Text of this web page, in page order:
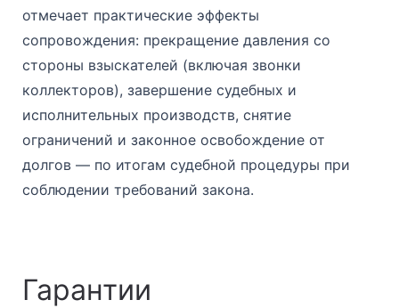
отмечает практические эффекты
сопровождения: прекращение давления со
стороны взыскателей (включая звонки
коллекторов), завершение судебных и
исполнительных производств, снятие
ограничений и законное освобождение от
долгов — по итогам судебной процедуры при
соблюдении требований закона.
Гарантии